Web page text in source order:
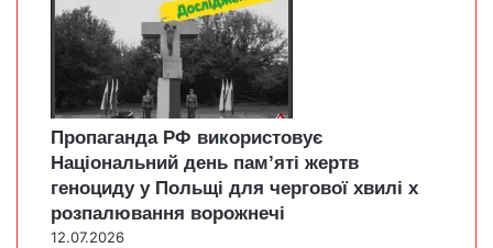
Пропаганда РФ використовує
Національний день пам’яті жертв
геноциду у Польщі для чергової хвилі х
розпалювання ворожнечі
12.07.2026